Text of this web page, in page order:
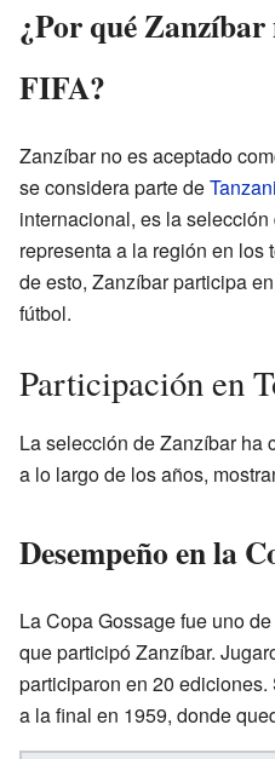
¿Por qué Zanzíbar
FIFA?
Zanzíbar no es aceptado
se considera parte de
internacional, es la
representa a la región en los
de esto, Zanzíbar participa
fútbol.
Participación en
La selección de Zanzíbar ha
a lo largo de los años,
Desempeño en la
La Copa Gossage fue uno
que participó Zanzíbar.
participaron en 20
a la final en 1959, donde